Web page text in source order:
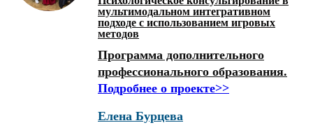
мультимодальном интегративном
подходе с использованием игровых
методов
Программа дополнительного
профессионального образования.
Подробнее о проекте>>
Елена Бурцева